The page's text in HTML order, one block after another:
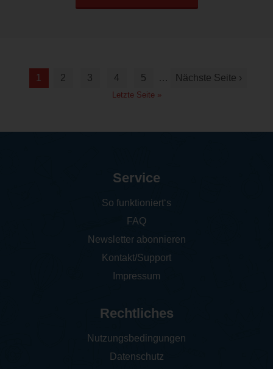
1 2 3 4 5 … Nächste Seite ›
Letzte Seite »
Service
So funktioniert‘s
FAQ
Newsletter abonnieren
Kontakt/Support
Impressum
Rechtliches
Nutzungsbedingungen
Datenschutz